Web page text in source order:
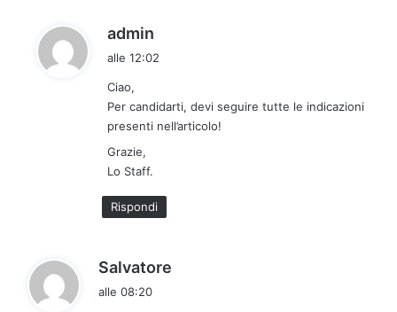
admin
t
t
alle 12:02
Ciao,
Per candidarti, devi seguire tutte le indicazioni
presenti nell’articolo!
Grazie,
Lo Staff.
Rispondi
Salvatore
alle 08:20